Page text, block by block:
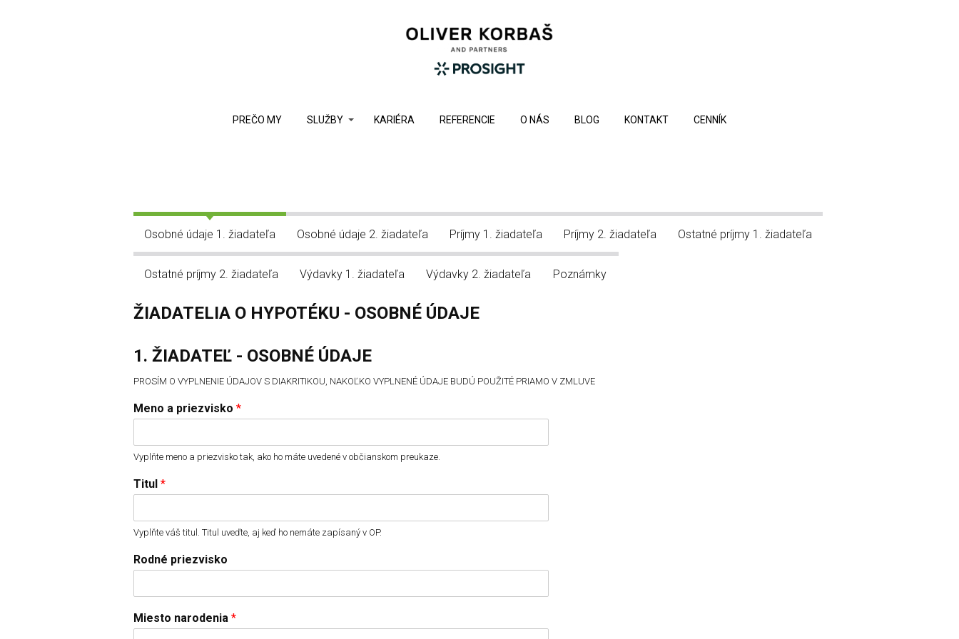
PREČO MY SLUŽBY KARIÉRA REFERENCIE O NÁS BLOG KONTAKT CENNÍK
Osobné údaje 1. žiadateľa Osobné údaje 2. žiadateľa Príjmy 1. žiadateľa Príjmy 2. žiadateľa Ostatné príjmy 1. žiadateľa
Ostatné príjmy 2. žiadateľa Výdavky 1. žiadateľa Výdavky 2. žiadateľa Poznámky
ŽIADATELIA O HYPOTÉKU - OSOBNÉ ÚDAJE
1. ŽIADATEĽ - OSOBNÉ ÚDAJE
PROSÍM O VYPLNENIE ÚDAJOV S DIAKRITIKOU, NAKOĽKO VYPLNENÉ ÚDAJE BUDÚ POUŽITÉ PRIAMO V ZMLUVE
Meno a priezvisko *
Vyplňte meno a priezvisko tak, ako ho máte uvedené v občianskom preukaze.
Titul *
Vyplňte váš titul. Titul uveďte, aj keď ho nemáte zapísaný v OP.
Rodné priezvisko
Miesto narodenia *